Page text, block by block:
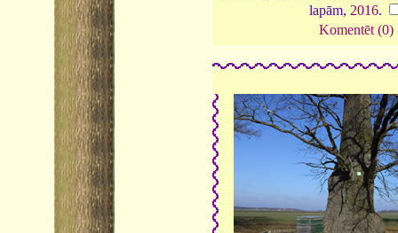
lapām, 2016.
Komentēt (0)